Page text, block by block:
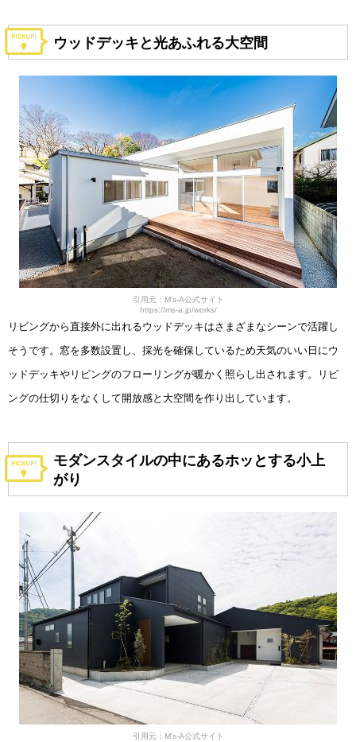
ウッドデッキと光あふれる大空間
引用元：M's-A公式サイト
https://ms-a.jp/works/
リビングから直接外に出れるウッドデッキはさまざまなシーンで活躍し
そうです。窓を多数設置し、採光を確保しているため天気のいい日にウ
ッドデッキやリビングのフローリングが暖かく照らし出されます。リビ
ングの仕切りをなくして開放感と大空間を作り出しています。
モダンスタイルの中にあるホッとする小上
がり
引用元：M's-A公式サイト